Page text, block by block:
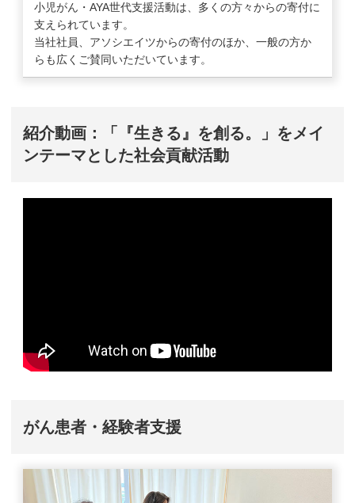
小児がん・AYA世代支援活動は、多くの方々からの寄付に
支えられています。
当社社員、アソシエイツからの寄付のほか、一般の方か
らも広くご賛同いただいています。
紹介動画：「『生きる』を創る。」をメイ
ンテーマとした社会貢献活動
がん患者・経験者支援